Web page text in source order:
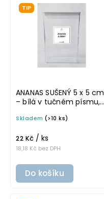
TIP
ANANAS SUŠENÝ 5 x 5 cm
– bílá v tučném písmu,
na potravinové dózy
Skladem (>10 ks)
18,18 Kč bez DPH
22 Kč / ks
Do košíku